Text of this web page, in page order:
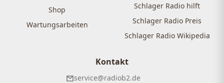
Shop
Wartungsarbeiten
Schlager Radio hilft
Schlager Radio Preis
Schlager Radio Wikipedia
Kontakt
service@radiob2.de